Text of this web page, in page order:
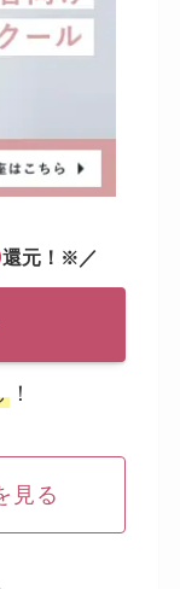
還元！ ※ ／
！
見る